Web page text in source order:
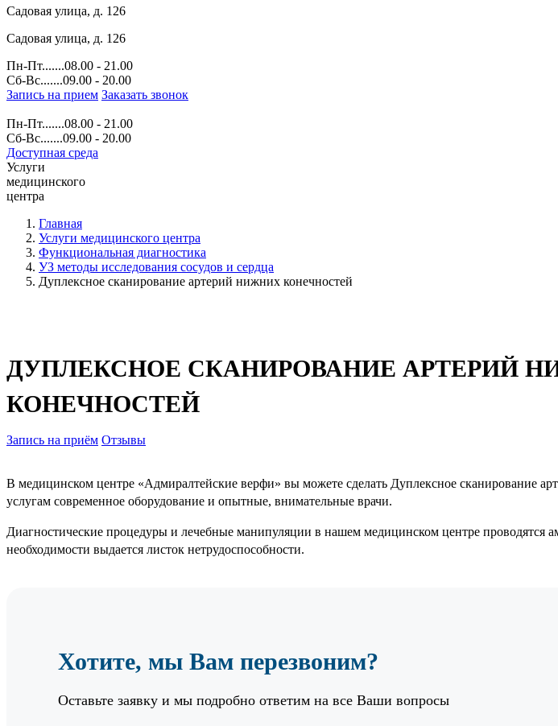
Садовая улица, д. 126
Садовая улица, д. 126
Пн-Пт.......08.00 - 21.00
Сб-Вс.......09.00 - 20.00
Запись на прием Заказать звонок
Пн-Пт.......08.00 - 21.00
Сб-Вс.......09.00 - 20.00
Доступная среда
Услуги
медицинского
центра
Главная
Услуги медицинского центра
Функциональная диагностика
УЗ методы исследования сосудов и сердца
Дуплексное сканирование артерий нижних конечностей
ДУПЛЕКСНОЕ СКАНИРОВАНИЕ АРТЕРИЙ
КОНЕЧНОСТЕЙ
Запись на приём Отзывы
В медицинском центре «Адмиралтейские верфи» вы можете сделать Дуплексное сканирование
услугам современное оборудование и опытные, внимательные врачи.
Диагностические процедуры и лечебные манипуляции в нашем медицинском центре проводятся
необходимости выдается листок нетрудоспособности.
Хотите, мы Вам перезвоним?
Оставьте заявку и мы подробно ответим на все Ваши вопросы